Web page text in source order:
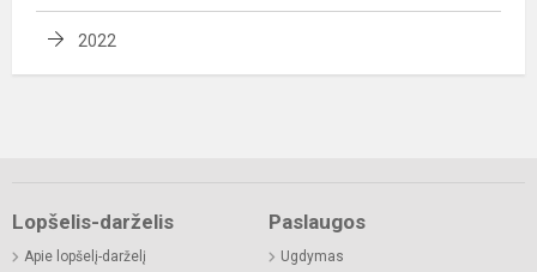
2022
Lopšelis-darželis
Apie lopšelį-darželį
Paslaugos
Ugdymas